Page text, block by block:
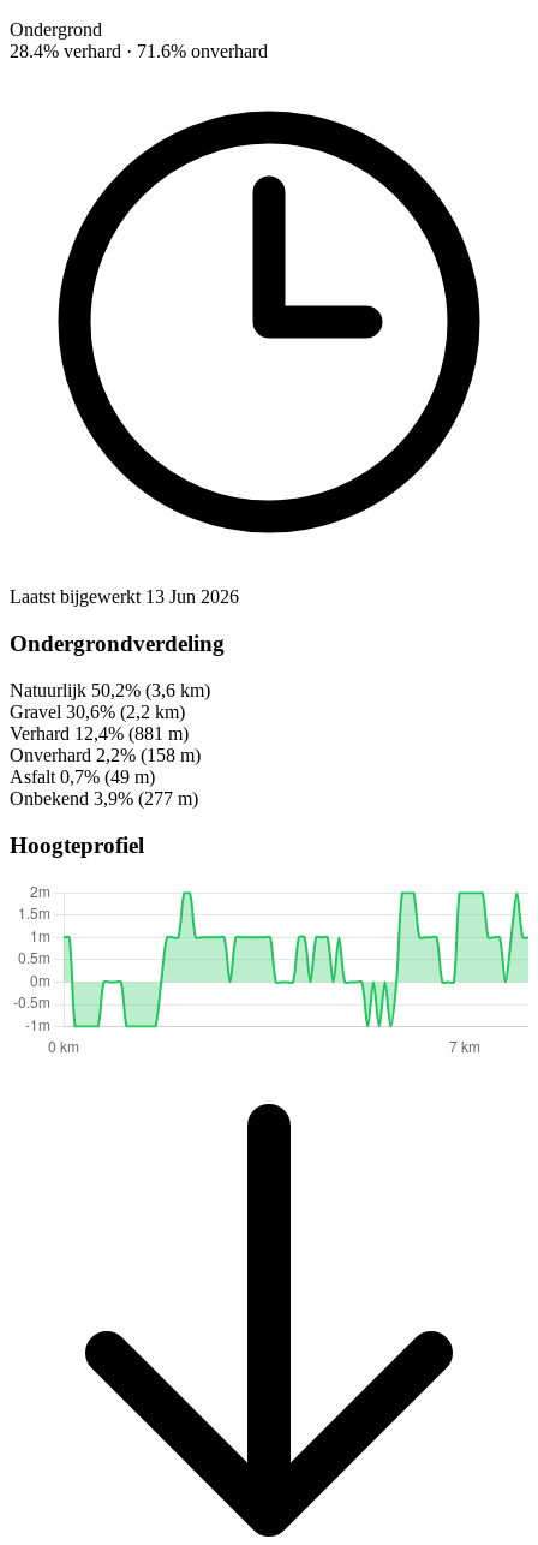
Ondergrond
28.4% verhard · 71.6% onverhard
Laatst bijgewerkt 13 Jun 2026
Ondergrondverdeling
Natuurlijk 50,2% (3,6 km)
Gravel 30,6% (2,2 km)
Verhard 12,4% (881 m)
Onverhard 2,2% (158 m)
Asfalt 0,7% (49 m)
Onbekend 3,9% (277 m)
Hoogteprofiel